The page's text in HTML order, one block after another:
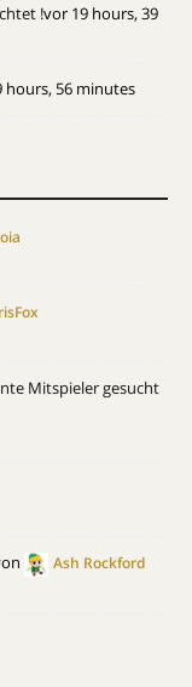
!vor 19 hours, 39
hours, 56 minutes
Mitspieler gesucht
Ash Rockford